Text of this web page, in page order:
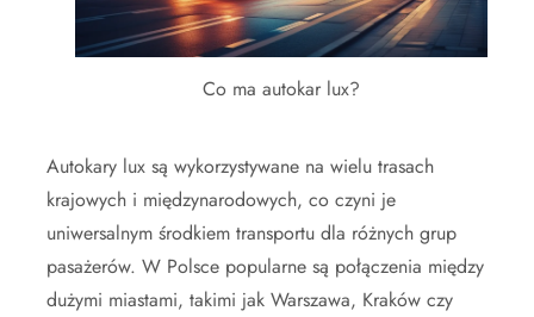
Co ma autokar lux?
Autokary lux są wykorzystywane na wielu trasach
krajowych i międzynarodowych, co czyni je
uniwersalnym środkiem transportu dla różnych grup
pasażerów. W Polsce popularne są połączenia między
dużymi miastami, takimi jak Warszawa, Kraków czy